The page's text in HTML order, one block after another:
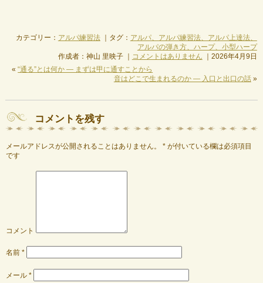
カテゴリー： アルパ練習法｜タグ： アルパ、アルパ練習法、アルパ上達法、
アルパの弾き方、ハープ、小型ハープ
作成者：神山 里映子 ｜ コメントはありません ｜2026年4月9日
«“通る”とは何か — まずは甲に通すことから
音はどこで生まれるのか ― 入口と出口の話»
コメントを残す
メールアドレスが公開されることはありません。 * が付いている欄は必須項目
です
コメント
名前*
メール*